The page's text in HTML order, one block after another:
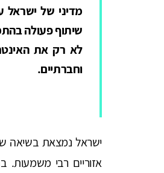
מדיני של ישראל
שיתוף פעולה
לא רק את
וחברתיים.
ישראל נמצאת בשיאה
אזוריים רבי